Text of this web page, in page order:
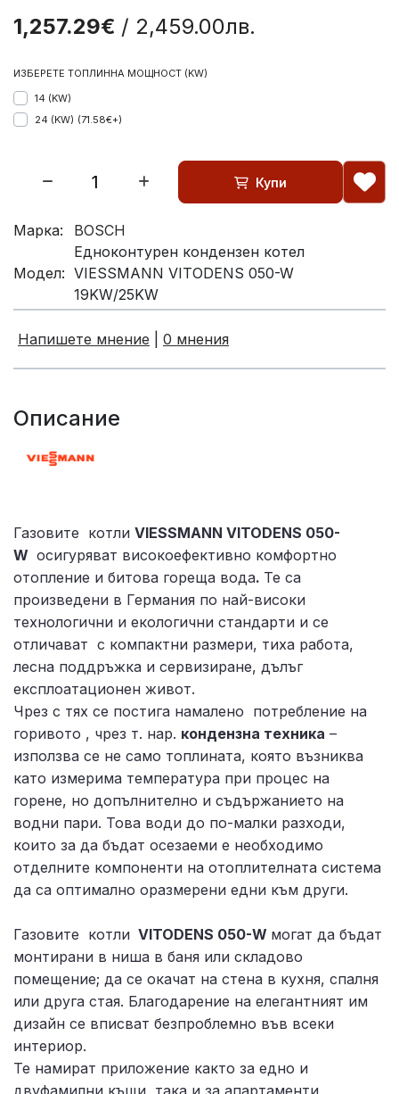
1,257.29€ / 2,459.00лв.
ИЗБЕРЕТЕ ТОПЛИННА МОЩНОСТ (KW)
14 (KW)
24 (KW) (71.58€+)
Купи
Марка: BOSCH
Модел:
Eдноконтурен кондензен котел
VIESSMANN VITODENS 050-W
19KW/25KW
Напишете мнение 0 мнения
Описание
Газовите котли VIESSMANN VITODENS 050-
W осигуряват високоефективно комфортно
отопление и битова гореща вода. Те са
произведени в Германия по най-високи
технологични и екологични стандарти и се
отличават с компактни размери, тиха работа,
лесна поддръжка и сервизиране, дълъг
експлоатационен живот.
Чрез с тях се постига намалено потребление на
горивото , чрез т. нар. кондензна техника –
използва се не само топлината, която възниква
като измерима температура при процес на
горене, но допълнително и съдържанието на
водни пари. Това води до по-малки разходи,
които за да бъдат осезаеми е необходимо
отделните компоненти на отоплителната система
да са оптимално оразмерени едни към други.
Газовите котли VITODENS 050-W могат да бъдат
монтирани в ниша в баня или складово
помещение; да се окачат на стена в кухня, спалня
или друга стая. Благодарение на елегантният им
дизайн се вписват безпроблемно във всеки
интериор.
Те намират приложение както за едно и
двуфамилни къщи, така и за апартаменти,